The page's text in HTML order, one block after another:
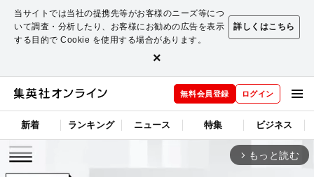
当サイトでは当社の提携先等がお客様のニーズ等につ
いて調査・分析したり、お客様にお勧めの広告を表示
する目的で Cookie を使用する場合があります。
詳しくはこちら
×
無料会員登録 ログイン
新着 ランキング ニュース 特集 ビジネス
arrow_forward_ios もっと読む